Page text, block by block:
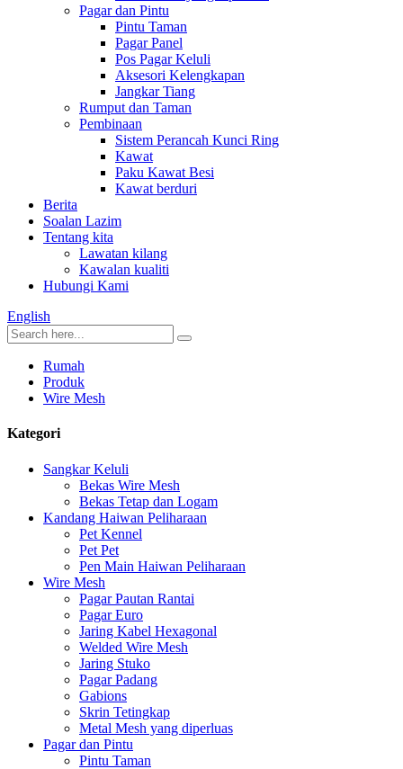
Pagar dan Pintu
Pintu Taman
Pagar Panel
Pos Pagar Keluli
Aksesori Kelengkapan
Jangkar Tiang
Rumput dan Taman
Pembinaan
Sistem Perancah Kunci Ring
Kawat
Paku Kawat Besi
Kawat berduri
Berita
Soalan Lazim
Tentang kita
Lawatan kilang
Kawalan kualiti
Hubungi Kami
English
Rumah
Produk
Wire Mesh
Kategori
Sangkar Keluli
Bekas Wire Mesh
Bekas Tetap dan Logam
Kandang Haiwan Peliharaan
Pet Kennel
Pet Pet
Pen Main Haiwan Peliharaan
Wire Mesh
Pagar Pautan Rantai
Pagar Euro
Jaring Kabel Hexagonal
Welded Wire Mesh
Jaring Stuko
Pagar Padang
Gabions
Skrin Tetingkap
Metal Mesh yang diperluas
Pagar dan Pintu
Pintu Taman